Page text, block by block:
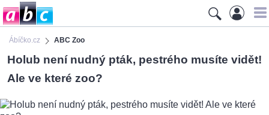
Ábíčko.cz ABC Zoo
Holub není nudný pták, pestrého musíte vidět!
Ale ve které zoo?